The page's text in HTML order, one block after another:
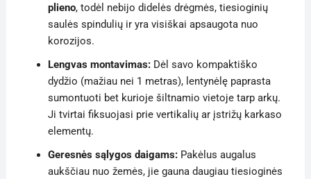
plieno, todėl nebijo didelės drėgmės, tiesioginių
saulės spindulių ir yra visiškai apsaugota nuo
korozijos.
Lengvas montavimas:Dėl savo kompaktiško
dydžio (mažiau nei 1 metras), lentynėlę paprasta
sumontuoti bet kurioje šiltnamio vietoje tarp arkų.
Ji tvirtai fiksuojasi prie vertikalių ar įstrižų karkaso
elementų.
Geresnės sąlygos daigams:Pakėlus augalus
aukščiau nuo žemės, jie gauna daugiau tiesioginės